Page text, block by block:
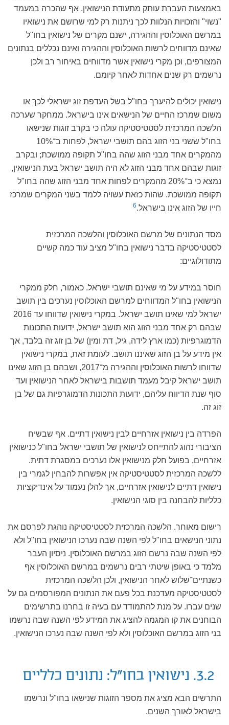
באמצעות העברת עותק מתעודת הנישואין. אף שהכרה במעמד
"נשוי" והזכויות הנלוות לכך ניתנות רק למי שרושם את נישואיו
במרשם האוכלוסין וההגירה, ישנם מקרים של נישואין בחו"ל
שאינם מדווחים לרשות האוכלוסין וההגירה ואינם נכללים בנתונים
המצורפים, וכן מקרי נישואין אשר מדווחים באיחור רב ולכן
נרשמים רק שנים אחדות לאחר קיומם.
נישואין יכולים להיערך בחו"ל בשל העדפת זוג ישראלי לכך או
משום שמרכז החיים של הנישאים אינו בישראל. ממחקר שערכה
הלשכה המרכזית לסטטיסטיקה עולה כי בקרב זוגות שנישאו
בחו"ל ששני בני הזוג בהם תושבי ישראל, לפחות ב־10%
מהמקרים אחד מבני הזוג שהה בחו"ל תקופה ממושכת; ובקרב
זוגות שבהם אחד מבני הזוג לא היה תושב ישראל בעת הנישואין,
נמצא כי ב־20% מהמקרים לפחות אחד מבני הזוג שהה בחו"ל
תקופה ממושכת. שהות כזאת עשויה ללמד בשני המקרים שמרכז
חייו של הזוג אינו בישראל.6
מסד הנתונים של מרשם האוכלוסין והלשכה המרכזית
לסטטיסטיקה בדבר נישואין בחו"ל מציב עוד כמה קשיים
מתודולוגיים:
חוסר במידע על מי שאינם תושבי ישראל. כאמור, חלק ממקרי
הנישואין בחו"ל המדווחים למרשם האוכלוסין נערכים בין תושב
ישראל למי שאינו תושב ישראל. במקרי נישואין שדווחו עד 2016
שבהם רק אחד מבני הזוג הוא תושב ישראל, ידועות התכונות
הדמוגרפיות (כמו ארץ לידה, גיל, דת ומין) של בן זוג זה בלבד, אך
אין מידע על בן הזוג שאיננו תושב. לעומת זאת, במקרי נישואין
שדווחו לרשות האוכלוסין וההגירה מ־2017, ושבהם בן הזוג שאינו
תושב ישראל קיבל מעמד תושבות בישראל לאחר הנישואין ועד
סוף שנת הדיווח עליהם, ידועות התכונות הדמוגרפיות גם של בן
זוג זה.
הפרדה בין נישואין אזרחיים לבין נישואין דתיים. אף שבשיח
הציבורי נהוג להתייחס לנישואין של תושבי ישראל בחו"ל כנישואין
אזרחיים, בפועל חלק מנישואין אלו נערכים במסגרת דתית.
ללשכה המרכזית לסטטיסטיקה אין אפשרות להבחין לגמרי בין
נישואין דתיים לנישואין אזרחיים, אך להלן נעמוד על אינדיקציות
כלליות להבחנה בין סוגי הנישואין.
רישום מאוחר. הלשכה המרכזית לסטטיסטיקה נוהגת לפרסם את
נתוני הנישאים בחו"ל לפי השנה שבה נערכו הנישואין בחו"ל ולא
לפי השנה שבה נרשם הזוג במרשם האוכלוסין. ניסיון העבר
מלמד כי באופן שיטתי רבים נרשמים במרשם האוכלוסין אף
כשנתיים־שלוש לאחר הנישואין, ולכן הלשכה המרכזית
לסטטיסטיקה מעדכנת בכל פעם את הנתונים המפורסמים גם על
שנים עברו. על מנת להתמודד עם בעיה זו בחרנו בתרשימים
הבוחנים את קו המגמה להציג את המידע לפי השנה שבה נרשמו
בני הזוג במרשם האוכלוסין ולא לפי השנה שבה נערכו הנישואין.
התרשים הבא מציג את מספר הזוגות שנישאו בחו"ל ונרשמו
בישראל לאורך השנים.